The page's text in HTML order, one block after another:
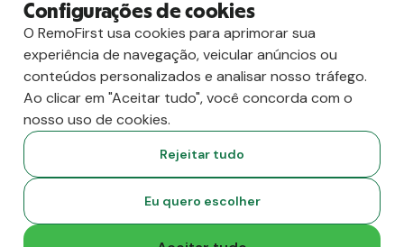
vs. Remoto
vs. Oyster
vs. Multiplicador
Configurações de cookies
O RemoFirst usa cookies para aprimorar sua
experiência de navegação, veicular anúncios ou
conteúdos personalizados e analisar nosso tráfego.
Ao clicar em "Aceitar tudo", você concorda com o
nosso uso de cookies.
Rejeitar tudo
Eu quero escolher